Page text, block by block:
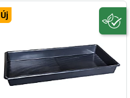
Új